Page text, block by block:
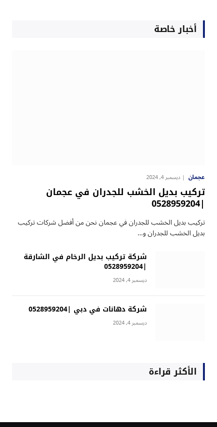
أخبار خاصة
عجمان ديسمبر 4, 2024
تركيب بديل الخشب للجدران في عجمان
|0528959204
تركيب بديل الخشب للجدران في عجمان نحن من أفضل شركات تركيب
بديل الخشب للجدران و…
شركة تركيب بديل الرخام في الشارقة
|0528959204
ديسمبر 4, 2024
شركة دهانات في دبي |0528959204
ديسمبر 4, 2024
الأكثر قراءة